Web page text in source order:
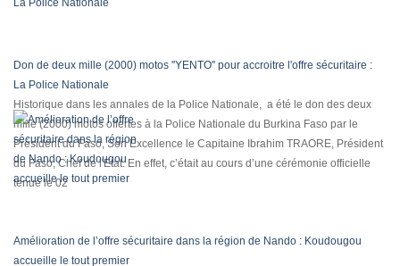
Don de deux mille (2000) motos ''YENTO'' pour accroitre l'offre sécuritaire :
La Police Nationale
Historique dans les annales de la Police Nationale, a été le don des deux
mille (2000) motos offertes à la Police Nationale du Burkina Faso par le
Président du Faso, Son Excellence le Capitaine Ibrahim TRAORE, Président
du Faso, Chef de l'Etat. En effet, c’était au cours d’une cérémonie officielle
tenue le 02
Amélioration de l’offre sécuritaire dans la région de Nando : Koudougou
accueille le tout premier